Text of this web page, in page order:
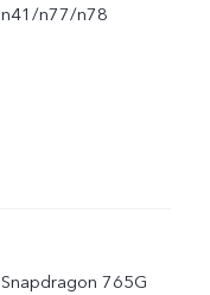
n41/n77/n78
Snapdragon 765G